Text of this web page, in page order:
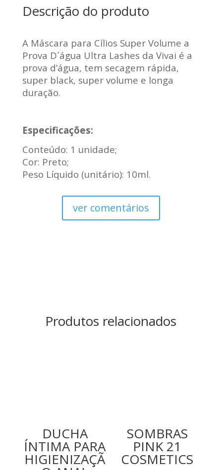
Descrição do produto
A Máscara para Cílios Super Volume a
Prova D´água Ultra Lashes da Vivai é a
prova d’água, tem secagem rápida,
super black, super volume e longa
duração.
Especificações:
Conteúdo: 1 unidade;
Cor: Preto;
Peso Líquido (unitário): 10ml.
ver comentários
Produtos relacionados
DUCHA
ÍNTIMA PARA
HIGIENIZAÇÃ
SOMBRAS
PINK 21
COSMETICS